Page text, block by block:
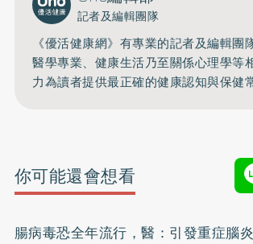
記者及編輯團隊
《優活健康網》有專業的記者及編輯團
醫學專業、健康生活乃至關係心理學等
力為讀者提供最正確的健康認知與保健
你可能還會想看
腸病毒恐全年流行，醫：引發重症腦